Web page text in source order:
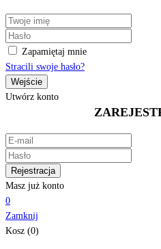
Zapamiętaj mnie
Stracili swoje hasło?
Utwórz konto
Masz już konto
0
Zamknij
Kosz (0)